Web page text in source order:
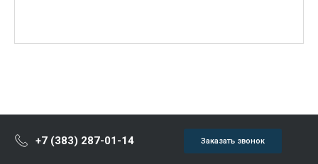
+7 (383) 287-01-14 Заказать звонок